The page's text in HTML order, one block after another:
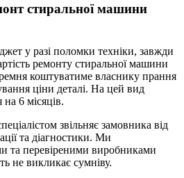
стиральної машини
у разі поломки техніки, завжди
ремонту стиральної машини
коштуватиме власнику прання
ціни деталі. На цей вид
на 6 місяців.
звільняє замовника від
та діагностики. Ми
та перевіреними виробниками
не викликає сумніву.